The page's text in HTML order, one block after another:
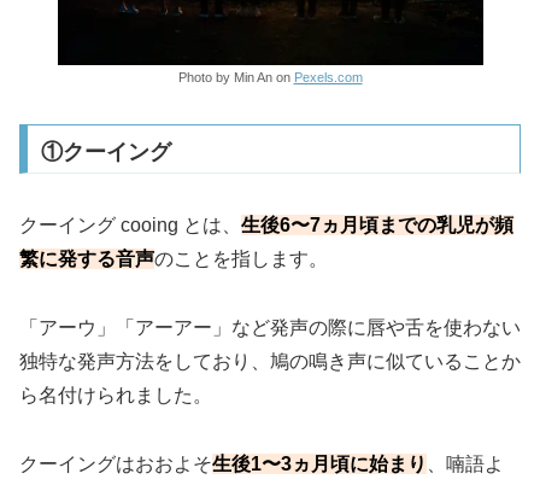
Photo by Min An on Pexels.com
①クーイング
クーイング cooing とは、 生後6〜7ヵ月頃までの乳児が頻
繁に発する音声のことを指します。
「アーウ」「アーアー」など発声の際に唇や舌を使わない
独特な発声方法をしており、鳩の鳴き声に似ていることか
ら名付けられました。
クーイングはおおよそ生後1〜3ヵ月頃に始まり
、喃語よ